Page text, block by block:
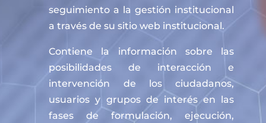
seguimiento a la gestión institucional
a través de su sitio web institucional.
Contiene la información sobre las
posibilidades de interacción e
intervención de los ciudadanos,
usuarios y grupos de interés en las
fases de formulación, ejecución,